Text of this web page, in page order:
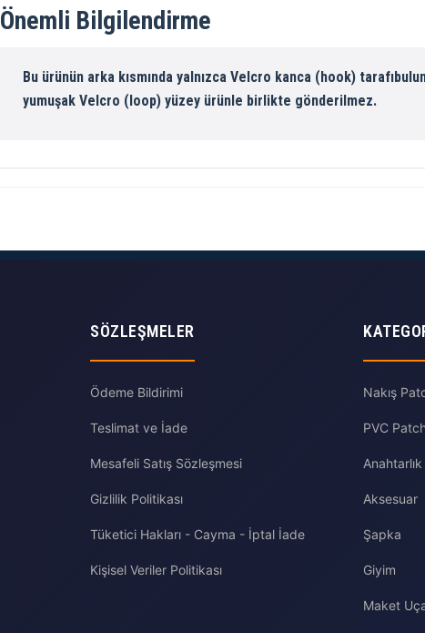
Önemli Bilgilendirme
Bu ürünün arka kısmında yalnızca Velcro kanca (hook) tarafı
yumuşak Velcro (loop) yüzey ürünle birlikte gönderilmez.
SÖZLEŞMELER
Ödeme Bildirimi
Teslimat ve İade
Mesafeli Satış Sözleşmesi
Gizlilik Politikası
Tüketici Hakları - Cayma - İptal İade
Kişisel Veriler Politikası
Nakış
PVC
Anahtarlık
Aksesuar
Şapka
Giyim
Maket